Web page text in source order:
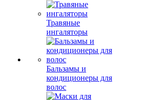
Травяные
ингаляторы
Бальзамы и
кондиционеры для
волос